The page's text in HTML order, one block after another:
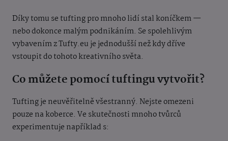
Díky tomu se tufting pro mnoho lidí stal koníčkem —
nebo dokonce malým podnikáním. Se spolehlivým
vybavením z Tufty.eu je jednodušší než kdy dříve
vstoupit do tohoto kreativního světa.
Co můžete pomocí tuftingu vytvořit?
Tufting je neuvěřitelně všestranný. Nejste omezeni
pouze na koberce. Ve skutečnosti mnoho tvůrců
experimentuje například s: